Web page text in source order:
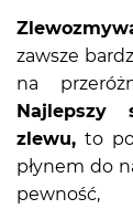
zawsze
na
Najlepszy
zlewu, to
płynem do